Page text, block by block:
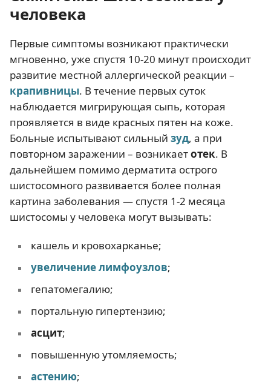
человека
Первые симптомы возникают практически
мгновенно, уже спустя 10-20 минут происходит
развитие местной аллергической реакции –
крапивницы. В течение первых суток
наблюдается мигрирующая сыпь, которая
проявляется в виде красных пятен на коже.
Больные испытывают сильный зуд, а при
повторном заражении – возникаетотек. В
дальнейшем помимо дерматита острого
шистосомного развивается более полная
картина заболевания — спустя 1-2 месяца
шистосомы у человека могут вызывать:
кашель и кровохарканье;
увеличение лимфоузлов;
гепатомегалию;
портальную гипертензию;
асцит;
повышенную утомляемость;
астению;